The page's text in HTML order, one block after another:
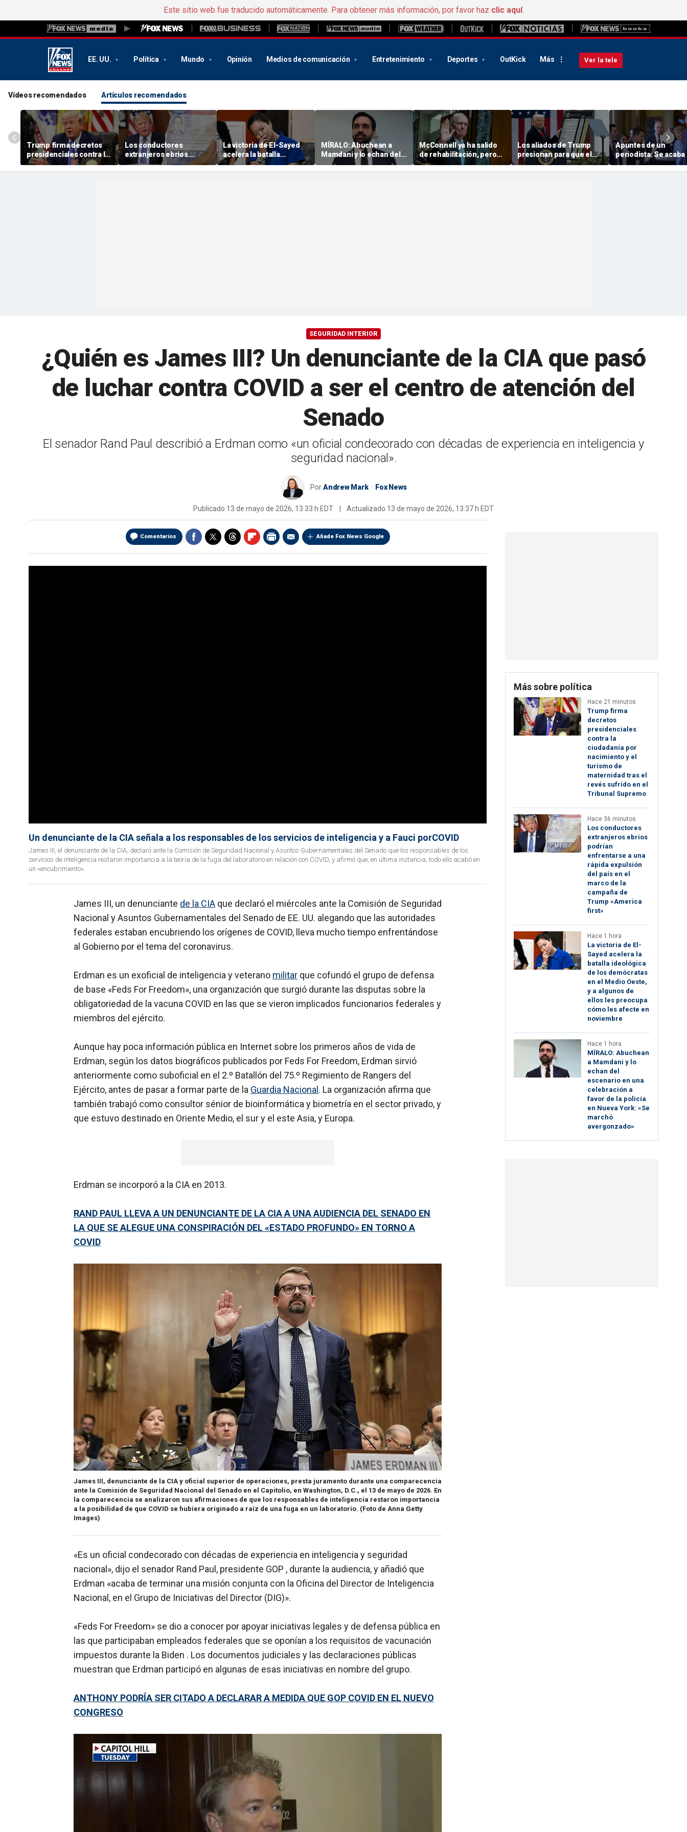
Este sitio web fue traducido automáticamente. Para obtener más información, por favor haz clic aquí.
EE. UU. Política Mundo Opinión Medios de comunicación Entretenimiento Deportes OutKick Más Ver la tele
Vídeos recomendados Artículos recomendados
Trump firma decretos
presidenciales contra la
ciudadanía por
nacimiento y el turismo
Los conductores
extranjeros ebrios
podrían enfrentarse a
una rápida expulsión del
La victoria de El-Sayed
acelera la batalla
ideológica de los
demócratas en el Medio
MÍRALO: Abuchean a
Mamdani y lo echan del
escenario en una
celebración a favor de la
McConnell ya ha salido
de rehabilitación, pero
su ausencia ha frenado
una prioridad clave para
Los aliados de Trump
presionan para que el
presidente disponga de
un nuevo arma
Apuntes de un
periodista: Se acaba
verano, pero
recta final de otoño
SEGURIDAD INTERIOR
¿Quién es James III? Un denunciante de la CIA que pasó
de luchar contra COVID a ser el centro de atención del
Senado
El senador Rand Paul describió a Erdman como «un oficial condecorado con décadas de experiencia en inteligencia y
seguridad nacional».
PorAndrew Mark Fox News
Publicado 13 de mayo de 2026, 13:33 h EDT Actualizado 13 de mayo de 2026, 13:37 h EDT
Comentarios Añade Fox News Google
Un denunciante de la CIA señala a los responsables de los servicios de inteligencia y a Fauci porCOVID
James III, el denunciante de la CIA, declaró ante la Comisión de Seguridad Nacional y Asuntos Gubernamentales del Senado que los responsables de los
servicios de inteligencia restaron importancia a la teoría de la fuga del laboratorio en relación con COVID, y afirmó que, en última instancia, todo ello acabó en
un «encubrimiento».
James III, un denunciante de la CIA que declaró el miércoles ante la Comisión de Seguridad
Nacional y Asuntos Gubernamentales del Senado de EE. UU. alegando que las autoridades
federales estaban encubriendo los orígenes de COVID, lleva mucho tiempo enfrentándose
al Gobierno por el tema del coronavirus.
Erdman es un exoficial de inteligencia y veterano militar que cofundó el grupo de defensa
de base «Feds For Freedom», una organización que surgió durante las disputas sobre la
obligatoriedad de la vacuna COVID en las que se vieron implicados funcionarios federales y
miembros del ejército.
Aunque hay poca información pública en Internet sobre los primeros años de vida de
Erdman, según los datos biográficos publicados por Feds For Freedom, Erdman sirvió
anteriormente como suboficial en el 2.º Batallón del 75.º Regimiento de Rangers del
Ejército, antes de pasar a formar parte de la Guardia Nacional . La organización afirma que
también trabajó como consultor sénior de bioinformática y biometría en el sector privado, y
que estuvo destinado en Oriente Medio, el sur y el este Asia, y Europa.
Erdman se incorporó a la CIA en 2013.
RAND PAUL LLEVA A UN DENUNCIANTE DE LA CIA A UNA AUDIENCIA DEL SENADO EN
LA QUE SE ALEGUE UNA CONSPIRACIÓN DEL «ESTADO PROFUNDO» EN TORNO A
COVID
James III, denunciante de la CIA y oficial superior de operaciones, presta juramento durante una comparecencia
ante la Comisión de Seguridad Nacional del Senado en el Capitolio, en Washington, D.C., el 13 de mayo de 2026. En
la comparecencia se analizaron sus afirmaciones de que los responsables de inteligencia restaron importancia
a la posibilidad de que COVID se hubiera originado a raíz de una fuga en un laboratorio. (Foto de Anna Getty
Images)
«Es un oficial condecorado con décadas de experiencia en inteligencia y seguridad
nacional», dijo el senador Rand Paul, presidente GOP , durante la audiencia, y añadió que
Erdman «acaba de terminar una misión conjunta con la Oficina del Director de Inteligencia
Nacional, en el Grupo de Iniciativas del Director (DIG)».
«Feds For Freedom» se dio a conocer por apoyar iniciativas legales y de defensa pública en
las que participaban empleados federales que se oponían a los requisitos de vacunación
impuestos durante la Biden . Los documentos judiciales y las declaraciones públicas
muestran que Erdman participó en algunas de esas iniciativas en nombre del grupo.
ANTHONY PODRÍA SER CITADO A DECLARAR A MEDIDA QUE GOP COVID EN EL NUEVO
CONGRESO
Más sobre política
Hace 21 minutos
Trump firma
decretos
presidenciales
contra la
ciudadanía por
nacimiento y el
turismo de
maternidad tras el
revés sufrido en el
Tribunal Supremo
Hace 36 minutos
Los conductores
extranjeros ebrios
podrían
enfrentarse a una
rápida expulsión
del país en el
marco de la
campaña de
Trump «America
first»
Hace 1 hora
La victoria de El-
Sayed acelera la
batalla ideológica
de los demócratas
en el Medio Oeste,
y a algunos de
ellos les preocupa
cómo les afecte en
noviembre
Hace 1 hora
MÍRALO: Abuchean
a Mamdani y lo
echan del
escenario en una
celebración a
favor de la policía
en Nueva York: «Se
marchó
avergonzado»